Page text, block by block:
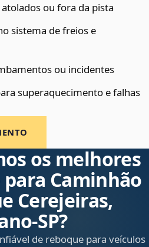
ou fora da pista
sistema de freios e
ou incidentes
superaquecimento e falhas
os melhores
Caminhão
Cerejeiras,
de reboque para veículos